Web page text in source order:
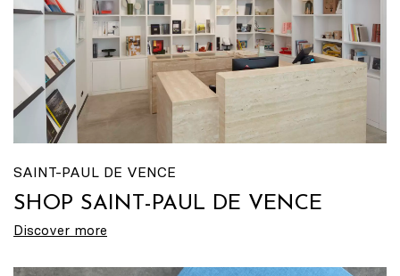
SAINT-PAUL DE VENCE
SHOP SAINT-PAUL DE VENCE
Discover more